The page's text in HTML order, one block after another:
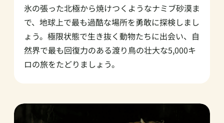
氷の張った北極から焼けつくようなナミブ砂漠ま
で、地球上で最も過酷な場所を勇敢に探検しまし
ょう。極限状態で生き抜く動物たちに出会い、自
然界で最も回復力のある渡り鳥の壮大な5,000キ
ロの旅をたどりましょう。